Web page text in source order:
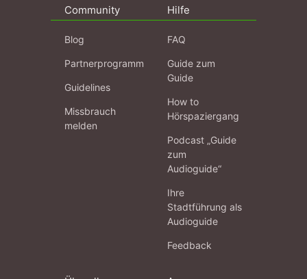
Community
Blog
Partnerprogramm
Guidelines
Missbrauch
melden
Hilfe
FAQ
Guide zum
Guide
How to
Hörspaziergang
Podcast „Guide
zum
Audioguide“
Ihre
Stadtführung als
Audioguide
Feedback